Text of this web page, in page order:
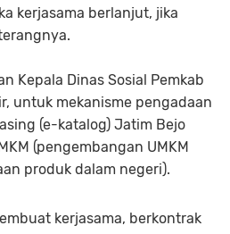
kerjasama berlanjut, jika
Kepala Dinas Sosial Pemkab
untuk mekanisme pengadaan
(e-katalog) Jatim Bejo
(pengembangan UMKM
produk dalam negeri).
kerjasama, berkontrak